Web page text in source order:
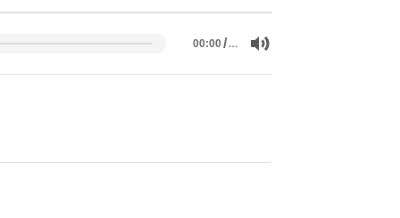
00:00/…